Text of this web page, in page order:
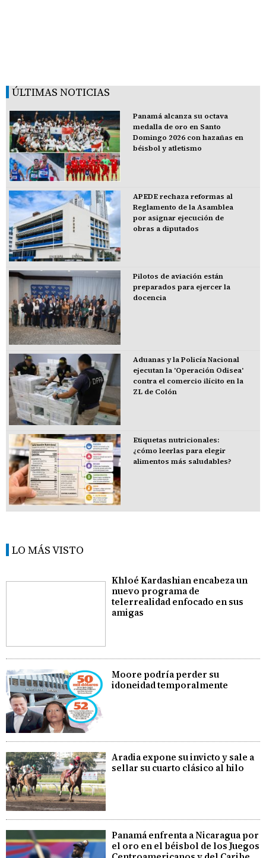
ÚLTIMAS NOTICIAS
Panamá alcanza su octava
medalla de oro en Santo
Domingo 2026 con hazañas en
béisbol y atletismo
APEDE rechaza reformas al
Reglamento de la Asamblea
por asignar ejecución de
obras a diputados
Pilotos de aviación están
preparados para ejercer la
docencia
Aduanas y la Policía Nacional
ejecutan la 'Operación Odisea'
contra el comercio ilícito en la
ZL de Colón
Etiquetas nutricionales:
¿cómo leerlas para elegir
alimentos más saludables?
LO MÁS VISTO
Khloé Kardashian encabeza un
nuevo programa de
telerrealidad enfocado en sus
amigas
Moore podría perder su
idoneidad temporalmente
Aradia expone su invicto y sale a
sellar su cuarto clásico al hilo
Panamá enfrenta a Nicaragua por
el oro en el béisbol de los Juegos